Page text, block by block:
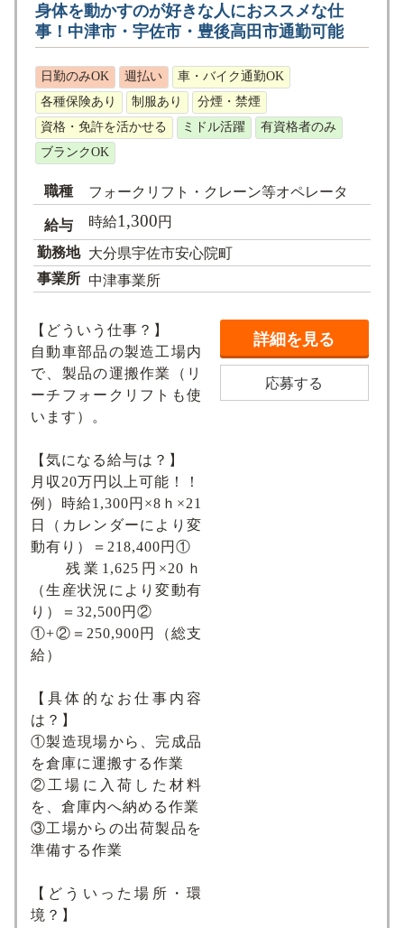
身体を動かすのが好きな人におススメな仕
事！中津市・宇佐市・豊後高田市通勤可能
日勤のみOK 週払い
車・バイク通勤OK
各種保険あり
制服あり
分煙・禁煙
資格・免許を活かせる
ミドル活躍
有資格者のみ
ブランクOK
職種 フォークリフト・クレーン等オペレータ
給与 時給1,300円
勤務地 大分県宇佐市安心院町
事業所 中津事業所
【どういう仕事？】
自動車部品の製造工場内
で、製品の運搬作業（リ
ーチフォークリフトも使
います）。
【気になる給与は？】
月収20万円以上可能！！
例）時給1,300円×8ｈ×21
日（カレンダーにより変
動有り）＝218,400円①
残業1,625円×20ｈ
（生産状況により変動有
り）＝32,500円②
①+②＝250,900円（総支
給）
【具体的なお仕事内容
は？】
①製造現場から、完成品
を倉庫に運搬する作業
②工場に入荷した材料
を、倉庫内へ納める作業
③工場からの出荷製品を
準備する作業
【どういった場所・環
境？】
詳細を見る
応募する